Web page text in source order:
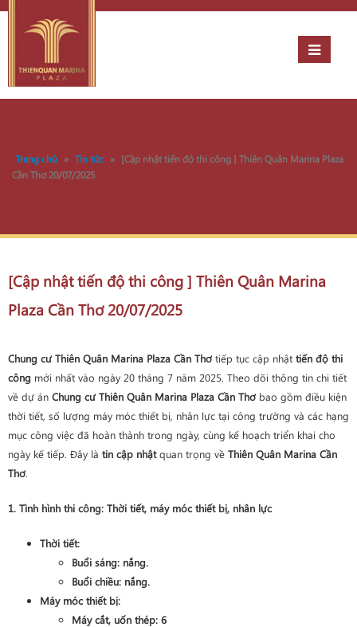
Trang chủ » Tin tức » [Cập nhật tiến độ thi công ] Thiên Quân Marina Plaza
Cần Thơ 20/07/2025
[Cập nhật tiến độ thi công ] Thiên Quân Marina
Plaza Cần Thơ 20/07/2025
Chung cư Thiên Quân Marina Plaza Cần Thơ tiếp tục cập nhật tiến độ thi
công mới nhất vào ngày 20 tháng 7 năm 2025. Theo dõi thông tin chi tiết
về dự án Chung cư Thiên Quân Marina Plaza Cần Thơ bao gồm điều kiện
thời tiết, số lượng máy móc thiết bị, nhân lực tại công trường và các hạng
mục công việc đã hoàn thành trong ngày, cùng kế hoạch triển khai cho
ngày kế tiếp. Đây là tin cập nhậtquan trọng về Thiên Quân Marina Cần
Thơ.
1. Tình hình thi công: Thời tiết, máy móc thiết bị, nhân lực
Thời tiết:
Buổi sáng: nắng.
Buổi chiều: nắng.
Máy móc thiết bị:
Máy cắt, uốn thép: 6